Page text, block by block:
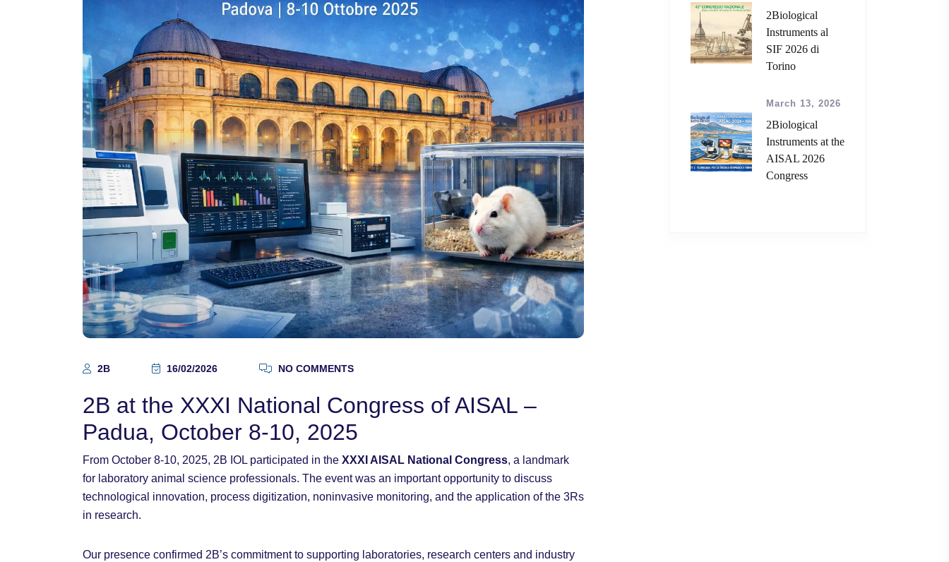
2B 16/02/2026 NO COMMENTS
2B at the XXXI National Congress of AISAL –
Padua, October 8-10, 2025
From October 8-10, 2025, 2B IOL participated in the XXXI AISAL National Congress, a landmark
for laboratory animal science professionals. The event was an important opportunity to discuss
technological innovation, process digitization, noninvasive monitoring, and the application of the 3Rs
in research.
Our presence confirmed 2B’s commitment to supporting laboratories, research centers and industry
2Biological
Instruments al
SIF 2026 di
Torino
March 13, 2026
2Biological
Instruments at the
AISAL 2026
Congress